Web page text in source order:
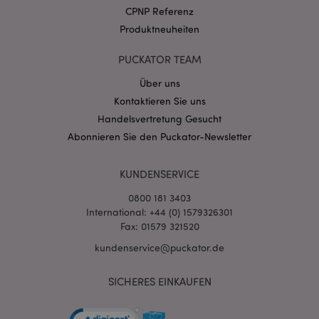
CPNP Referenz
Produktneuheiten
PUCKATOR TEAM
Über uns
Kontaktieren Sie uns
Handelsvertretung Gesucht
Abonnieren Sie den Puckator-Newsletter
KUNDENSERVICE
0800 181 3403
International: +44 (0) 1579326301
Fax: 01579 321520
kundenservice@puckator.de
SICHERES EINKAUFEN
mage-cache-storage-section-
invalidation
Datenschutzbestimmungen von Google